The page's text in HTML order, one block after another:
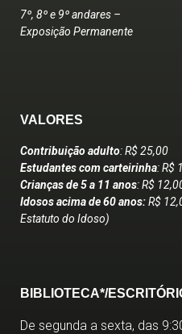
7º, 8º e 9º andares –
Exposição Permanente
VALORES
Contribuição adulto: R$ 25,00
Estudantes com carteirinha: R$
Crianças de 5 a 11 anos: R$
Idosos acima de 60 anos:R$
Estatuto do Idoso)
BIBLIOTECA*/
De segunda a sexta, das